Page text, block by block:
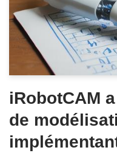
iRobotCAM
de